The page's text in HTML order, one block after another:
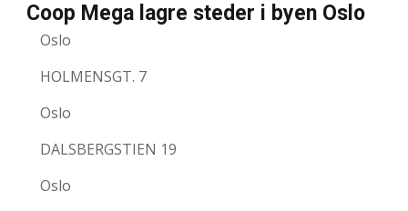
Coop Mega lagre steder i byen Oslo
Oslo
HOLMENSGT. 7
Oslo
DALSBERGSTIEN 19
Oslo